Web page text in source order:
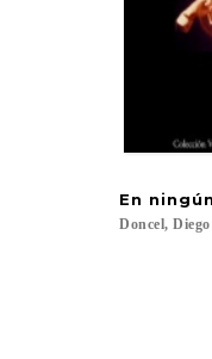
En ningún
Doncel, Diego